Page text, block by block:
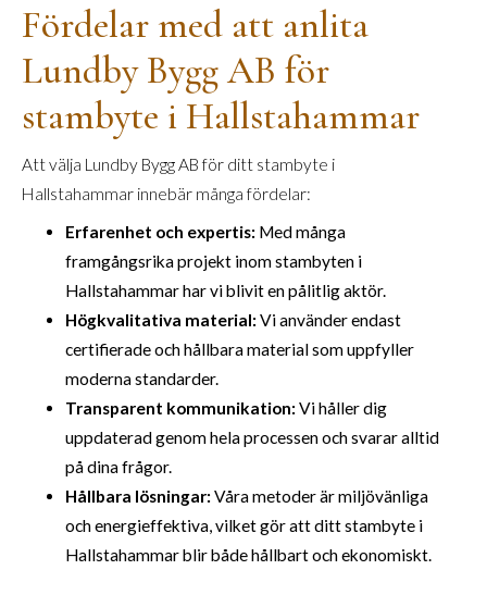
Fördelar med att anlita
Lundby Bygg AB för
stambyte i Hallstahammar
Att välja Lundby Bygg AB för ditt stambyte i
Hallstahammar innebär många fördelar:
Erfarenhet och expertis: Med många
framgångsrika projekt inom stambyten i
Hallstahammar har vi blivit en pålitlig aktör.
Högkvalitativa material:Vi använder endast
certifierade och hållbara material som uppfyller
moderna standarder.
Transparent kommunikation:Vi håller dig
uppdaterad genom hela processen och svarar alltid
på dina frågor.
Hållbara lösningar:Våra metoder är miljövänliga
och energieffektiva, vilket gör att ditt stambyte i
Hallstahammar blir både hållbart och ekonomiskt.